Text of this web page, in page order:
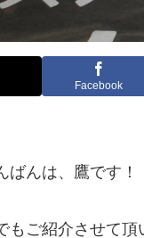
Facebook
ばんは、鷹です！
もご紹介させて